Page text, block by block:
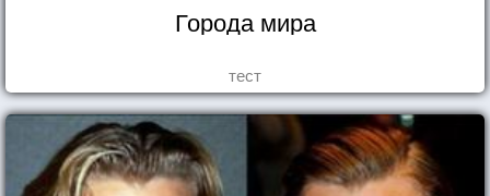
Города мира
тест